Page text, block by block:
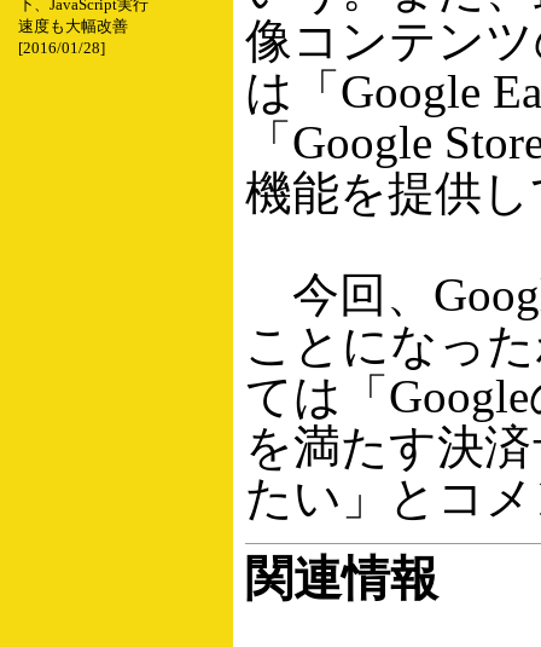
下、JavaScript実行
速度も大幅改善
[2016/01/28]
像コンテン
は「Google
「Google
機能を提供
今回、
ことになっ
ては「
を満たす決
たい」とコ
関連情報